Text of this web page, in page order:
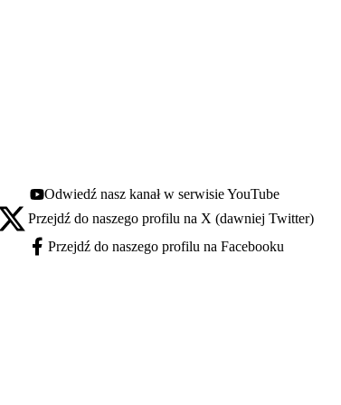
Youtube - otwiera się w nowej karcie
Odwiedź nasz kanał w serwisie YouTube
X - otwiera się w nowej karcie
Przejdź do naszego profilu na X (dawniej Twitter)
Facebook - otwiera się w nowej karcie
Przejdź do naszego profilu na Facebooku